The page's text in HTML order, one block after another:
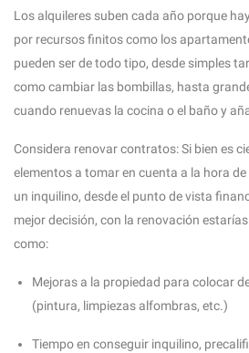
Los alquileres suben cada año porque
por recursos finitos como los
pueden ser de todo tipo, desde simples
como cambiar las bombillas, hasta
cuando renuevas la cocina o el baño y
Considera renovar contratos: Si bien es
elementos a tomar en cuenta a la hora
un inquilino, desde el punto de vista
mejor decisión, con la renovación
como:
Mejoras a la propiedad para colocar
(pintura, limpiezas alfombras, etc.)
Tiempo en conseguir inquilino,